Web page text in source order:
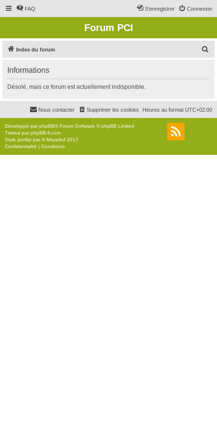
FAQ Connexion
S’enregistrer
Forum PCI
Index du forum
r
c
r
Informations
Désolé, mais ce forum est actuellement indisponible.
Heures au format UTC+02:00
Supprimer les cookies
Nous contacter
Développé parphpBB® Forum Software © phpBB Limited
Traduit parphpBB-fr.com
Style proflat par ©Mazeltof 2017
Confidentialité | Conditions